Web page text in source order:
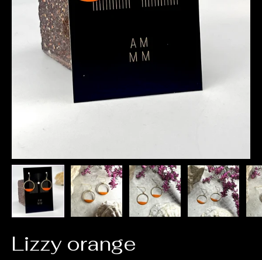
Lizzy orange